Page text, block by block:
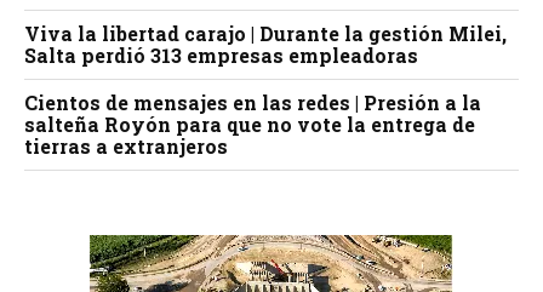
Viva la libertad carajo | Durante la gestión Milei,
Salta perdió 313 empresas empleadoras
Cientos de mensajes en las redes | Presión a la
salteña Royón para que no vote la entrega de
tierras a extranjeros